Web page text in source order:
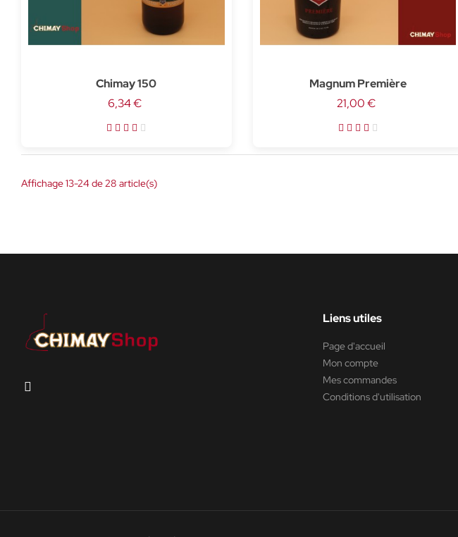
Chimay 150
6,34 €
Magnum Première
21,00 €
Affichage 13-24 de 28 article(s)
Liens utiles
Page d'accueil
Mon compte
Mes commandes
Conditions d'utilisation